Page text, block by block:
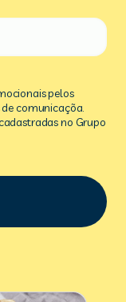
pelos
de comunicaçõa.
no Grupo